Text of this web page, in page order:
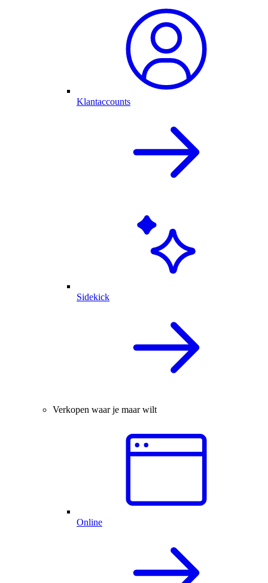
Klantaccounts
Sidekick
Verkopen waar je maar wilt
Online